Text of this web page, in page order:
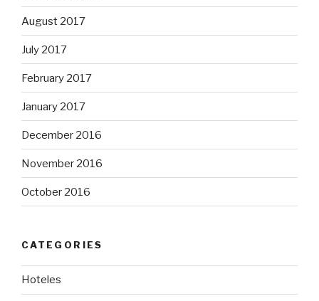
August 2017
July 2017
February 2017
January 2017
December 2016
November 2016
October 2016
CATEGORIES
Hoteles